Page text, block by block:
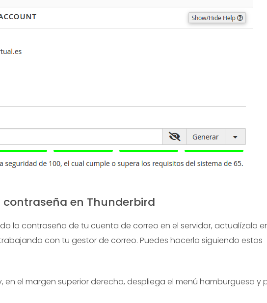
en Thunderbird
la contraseña de tu cuenta de correo en el servidor, actualízala
con tu gestor de correo. Puedes hacerlo siguiendo estos
en el margen superior derecho, despliega el menú hamburguesa y